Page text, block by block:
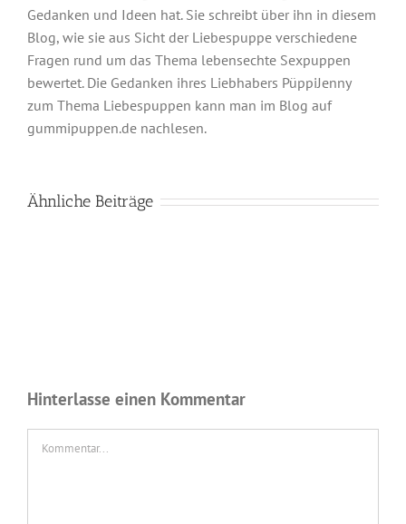
Gedanken und Ideen hat. Sie schreibt über ihn in diesem
Blog, wie sie aus Sicht der Liebespuppe verschiedene
Fragen rund um das Thema lebensechte Sexpuppen
bewertet. Die Gedanken ihres Liebhabers PüppiJenny
zum Thema Liebespuppen kann man im Blog auf
gummipuppen.de nachlesen.
Ähnliche Beiträge
Hinterlasse einen Kommentar